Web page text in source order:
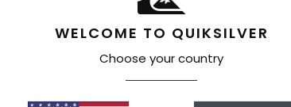
WELCOME TO QUIKSILVER
Choose your country